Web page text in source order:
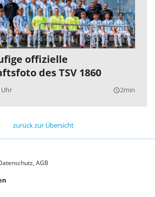
offizielle
des TSV 1860
Uhr query_builder2min
zurück zur Übersicht
AGB